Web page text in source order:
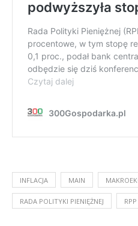
INFLACJA MAIN
RADA POLITYKI PIENIĘŻNEJ RPP